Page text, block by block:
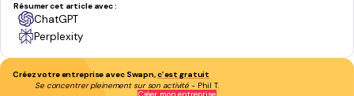
Résumer cet article avec :
ChatGPT
Perplexity
Créez votre entreprise avec Swapn,c’est gratuit
Se concentrer pleinement sur son activité - Phil T.